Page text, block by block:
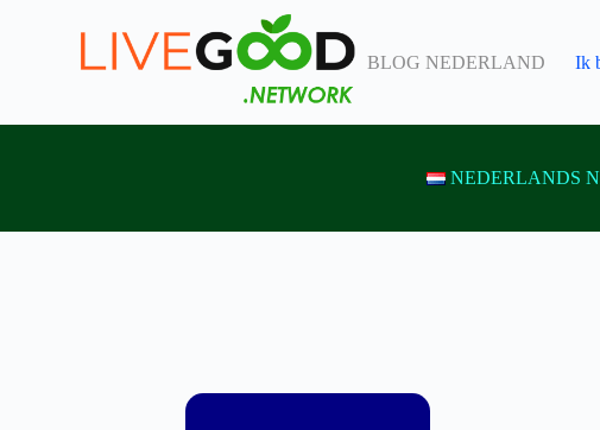
r
h
BLOG NEDERLAND Ik
NEDERLANDS